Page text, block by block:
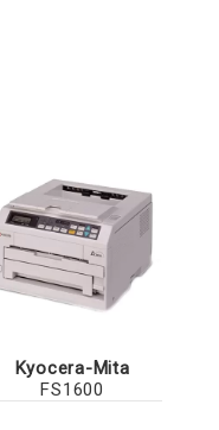
Kyocera-Mita
FS1600